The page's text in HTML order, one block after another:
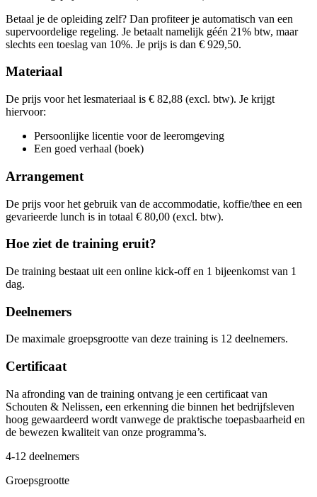
maa23-11-20269:30 - 16:30
din26-01-20279:30 - 16:30
Betaal je de opleiding zelf? Dan profiteer je automatisch van een
supervoordelige regeling. Je betaalt namelijk géén 21% btw, maar
slechts een toeslag van 10%. Je prijs is dan € 929,50.
Materiaal
De prijs voor het lesmateriaal is € 82,88 (excl. btw). Je krijgt
hiervoor:
Persoonlijke licentie voor de leeromgeving
Een goed verhaal (boek)
Arrangement
De prijs voor het gebruik van de accommodatie, koffie/thee en een
gevarieerde lunch is in totaal € 80,00 (excl. btw).
Hoe ziet de training eruit?
De training bestaat uit een online kick-off en 1 bijeenkomst van 1
dag.
Deelnemers
De maximale groepsgrootte van deze training is 12 deelnemers.
Certificaat
Na afronding van de training ontvang je een certificaat van
Schouten & Nelissen, een erkenning die binnen het bedrijfsleven
hoog gewaardeerd wordt vanwege de praktische toepasbaarheid en
de bewezen kwaliteit van onze programma’s.
4-12 deelnemers
Groepsgrootte